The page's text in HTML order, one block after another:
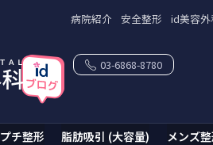
病院紹介 安全整形 id美容外
プチ整形 脂肪吸引 (大容量) メンズ
03-6868-8780